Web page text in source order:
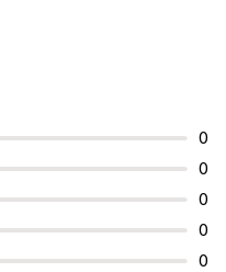
0
0
0
0
0